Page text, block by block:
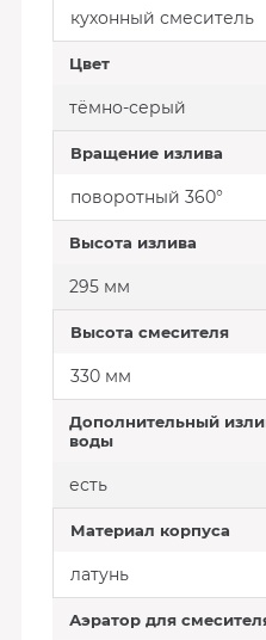
кухонный смеситель
Цвет
тёмно-серый
Вращение излива
поворотный 360°
Высота излива
295 мм
Высота смесителя
330 мм
Дополнительный
воды
есть
Материал корпуса
латунь
Аэратор для